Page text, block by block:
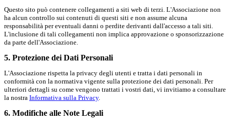
Questo sito può contenere collegamenti a siti web di terzi. L'Associazione non
ha alcun controllo sui contenuti di questi siti e non assume alcuna
responsabilità per eventuali danni o perdite derivanti dall'accesso a tali siti.
L'inclusione di tali collegamenti non implica approvazione o sponsorizzazione
da parte dell'Associazione.
5. Protezione dei Dati Personali
L'Associazione rispetta la privacy degli utenti e tratta i dati personali in
conformità con la normativa vigente sulla protezione dei dati personali. Per
ulteriori dettagli su come vengono trattati i vostri dati, vi invitiamo a consultare
la nostra Informativa sulla Privacy.
6. Modifiche alle Note Legali